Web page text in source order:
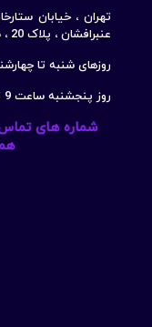
تهران ، خیابان
عنبرافشان ، پلاک 20 ، طبقه اول ، واحد 2
روزهای شنبه تا چهارشنبه : از
روز پنجشنبه ساعت 9 تا 14:30
شماره های